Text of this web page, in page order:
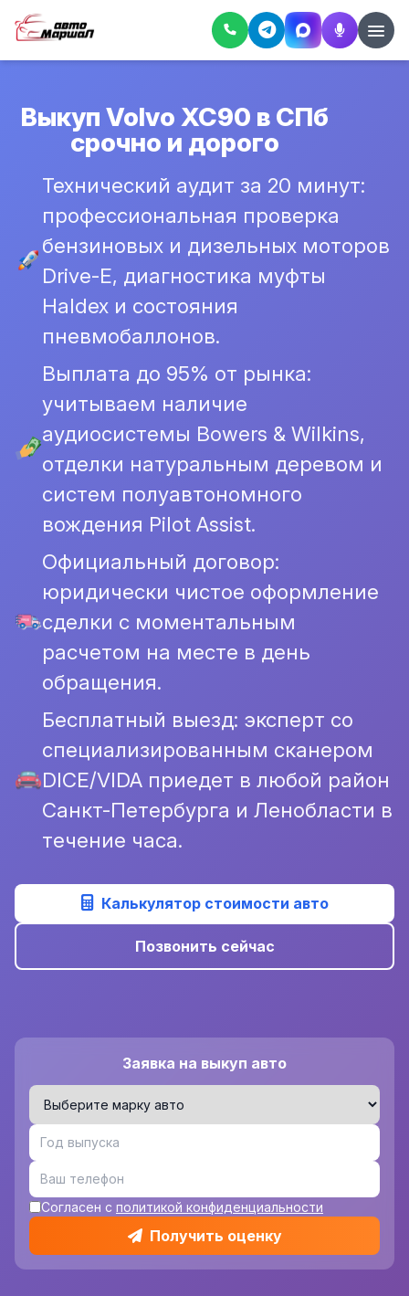
Выкуп Volvo XC90 в СПб
срочно и дорого
Технический аудит за 20 минут:
профессиональная проверка
бензиновых и дизельных моторов
Drive-E, диагностика муфты
Haldex и состояния
пневмобаллонов.
Выплата до 95% от рынка:
учитываем наличие
аудиосистемы Bowers & Wilkins,
отделки натуральным деревом и
систем полуавтономного
вождения Pilot Assist.
Официальный договор:
юридически чистое оформление
сделки с моментальным
расчетом на месте в день
обращения.
Бесплатный выезд: эксперт со
специализированным сканером
DICE/VIDA приедет в любой район
Санкт-Петербурга и Ленобласти в
течение часа.
Калькулятор стоимости авто
Позвонить сейчас
Заявка на выкуп авто
Согласен с политикой конфиденциальности
Получить оценку